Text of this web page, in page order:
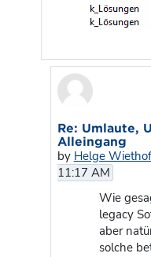
Re: Umlaute,
Alleingang
by Helge
11:17 AM
Wie
legacy
aber
solche